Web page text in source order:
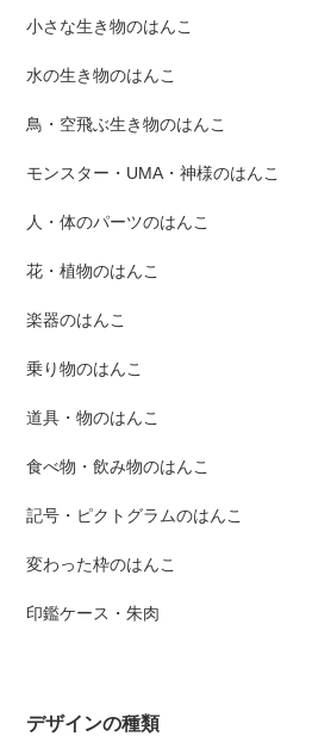
小さな生き物のはんこ
水の生き物のはんこ
鳥・空飛ぶ生き物のはんこ
モンスター・UMA・神様のはんこ
人・体のパーツのはんこ
花・植物のはんこ
楽器のはんこ
乗り物のはんこ
道具・物のはんこ
食べ物・飲み物のはんこ
記号・ピクトグラムのはんこ
変わった枠のはんこ
印鑑ケース・朱肉
デザインの種類